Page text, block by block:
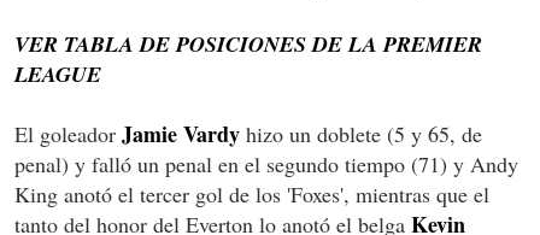
VER TABLA DE POSICIONES DE LA PREMIER
LEAGUE
El goleador Jamie Vardy hizo un doblete (5 y 65, de
penal) y falló un penal en el segundo tiempo (71) y Andy
King anotó el tercer gol de los 'Foxes', mientras que el
tanto del honor del Everton lo anotó el belga Kevin